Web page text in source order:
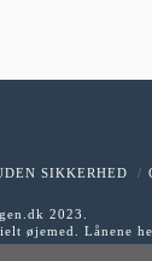
SIKKERHED
2023.
Lånene